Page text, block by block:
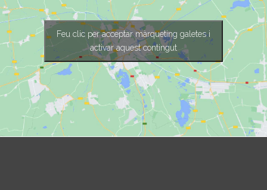
Feu clic per acceptar màrqueting galetes i
activar aquest contingut